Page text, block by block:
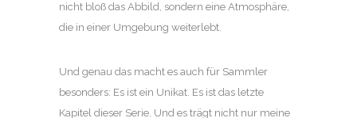
nicht bloß das Abbild, sondern eine Atmosphäre,
die in einer Umgebung weiterlebt.
Und genau das macht es auch für Sammler
besonders: Es ist ein Unikat. Es ist das letzte
Kapitel dieser Serie. Und es trägt nicht nur meine